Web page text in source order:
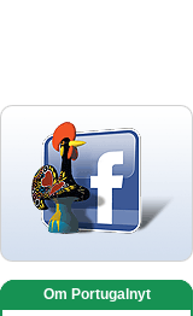
Om Portugalnyt